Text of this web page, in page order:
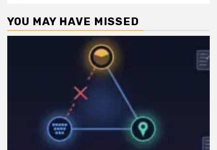
YOU MAY HAVE MISSED